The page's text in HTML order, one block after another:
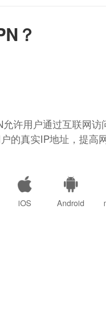
？
允许用户通过互联网
的真实IP地址，提高
iOS Android